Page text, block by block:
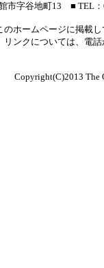
市字谷地町13 ■ TEL
のホームページに掲載
リンクについては、電
Copyright(C)2013 The